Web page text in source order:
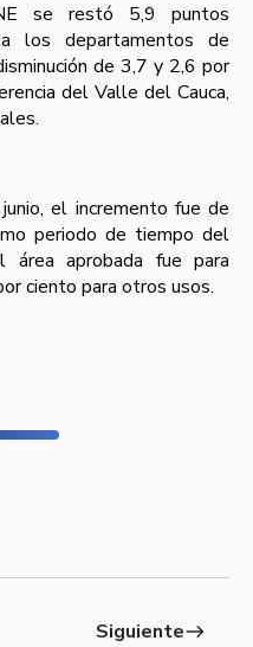
se restó 5,9 puntos
los departamentos de
de 3,7 y 2,6 por
del Valle del Cauca,
el incremento fue de
periodo de tiempo del
aprobada fue para
ciento para otros usos.
Siguienteeast